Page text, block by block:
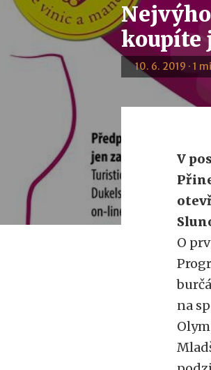
koupíte
10. 6. 2019 · 1
V
O
na